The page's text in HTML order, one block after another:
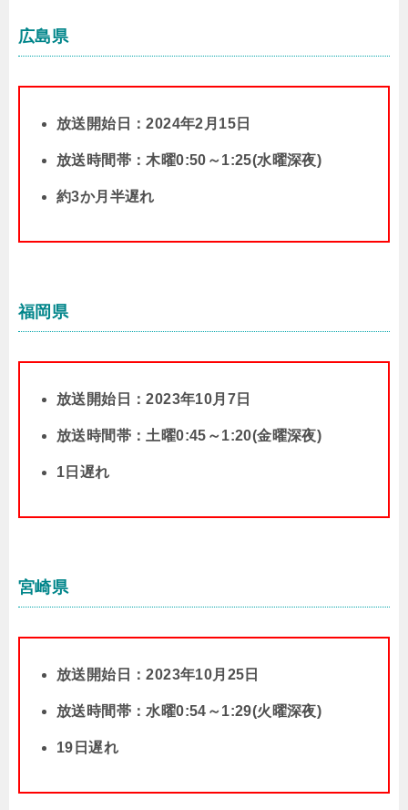
広島県
放送開始日：2024年2月15日
放送時間帯：木曜0:50～1:25(水曜深夜)
約3か月半遅れ
福岡県
放送開始日：2023年10月7日
放送時間帯：土曜0:45～1:20(金曜深夜)
1日遅れ
宮崎県
放送開始日：2023年10月25日
放送時間帯：水曜0:54～1:29(火曜深夜)
19日遅れ